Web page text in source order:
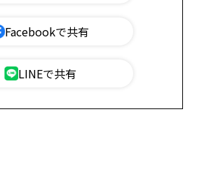
Facebookで共有
LINEで共有